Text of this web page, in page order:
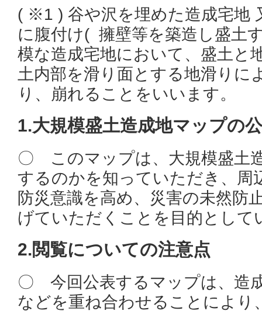
( ※1 ) 谷や沢を埋めた造成宅地
に腹付け( 擁壁等を築造し盛土
模な造成宅地において、盛土と
土内部を滑り面とする地滑りに
り、崩れることをいいます。
1.大規模盛土造成地マップの
〇 このマップは、大規模盛土
するのかを知っていただき、周
防災意識を高め、災害の未然防
げていただくことを目的として
2.閲覧についての注意点
〇 今回公表するマップは、造
などを重ね合わせることにより